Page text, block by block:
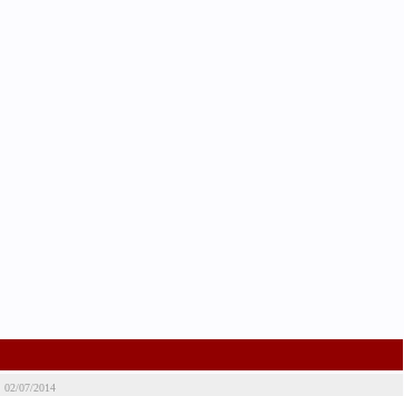
02/07/2014